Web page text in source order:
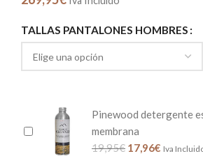
TALLAS PANTALONES HOMBRES
Pinewood detergente
membrana
19,95€ 17,96€ Iva